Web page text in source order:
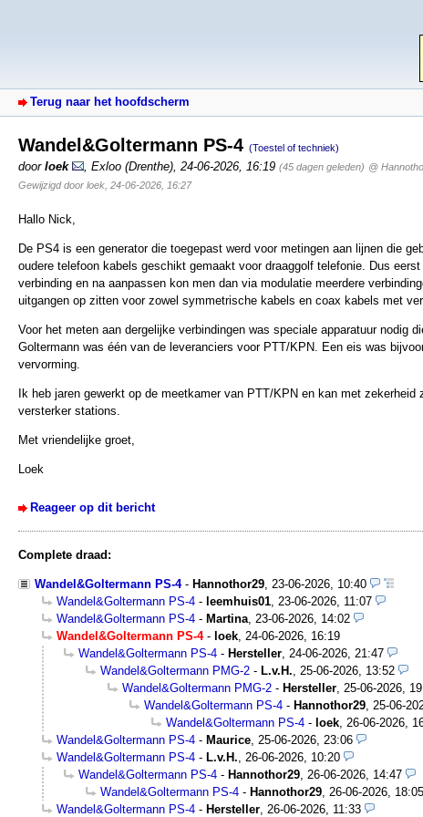
Terug naar het hoofdscherm
Wandel&Goltermann PS-4 (Toestel of techniek)
door loek Exloo (Drenthe) 24-06-2026, 16:19 (45 dagen geleden) @
Gewijzigd door loek, 24-06-2026, 16:27
Hallo Nick,
De PS4 is een generator die toegepast werd voor metingen aan lijnen die
oudere telefoon kabels geschikt gemaakt voor draaggolf telefonie. Dus
verbinding en na aanpassen kon men dan via modulatie meerdere
uitgangen op zitten voor zowel symmetrische kabels en coax kabels met
Voor het meten aan dergelijke verbindingen was speciale apparatuur nodig
Goltermann was één van de leveranciers voor PTT/KPN. Een eis was
vervorming.
Ik heb jaren gewerkt op de meetkamer van PTT/KPN en kan met
versterker stations.
Met vriendelijke groet,
Loek
Reageer op dit bericht
Complete draad:
Wandel&Goltermann PS-4- Hannothor29, 23-06-2026, 10:40
Wandel&Goltermann PS-4 - leemhuis01, 23-06-2026, 11:07
Wandel&Goltermann PS-4 - Martina, 23-06-2026, 14:02
Wandel&Goltermann PS-4- loek, 24-06-2026, 16:19
Wandel&Goltermann PS-4 - Hersteller, 24-06-2026, 21:47
Wandel&Goltermann PMG-2 - L.v.H., 25-06-2026, 13:52
Wandel&Goltermann PMG-2 - Hersteller, 25-06-2026,
Wandel&Goltermann PS-4 - Hannothor29, 25-06-
Wandel&Goltermann PS-4 - loek, 26-06-2026,
Wandel&Goltermann PS-4 - Maurice, 25-06-2026, 23:06
Wandel&Goltermann PS-4 - L.v.H., 26-06-2026, 10:20
Wandel&Goltermann PS-4 - Hannothor29, 26-06-2026, 14:47
Wandel&Goltermann PS-4 - Hannothor29, 26-06-2026, 18:05
Wandel&Goltermann PS-4 - Hersteller, 26-06-2026, 11:33